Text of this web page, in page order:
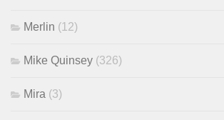
Merlin (12)
Mike Quinsey (326)
Mira (3)